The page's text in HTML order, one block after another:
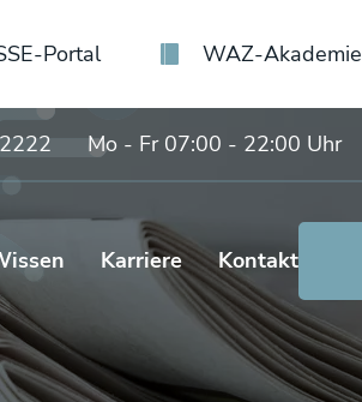
Portal WAZ-Akademie
Mo - Fr 07:00 - 22:00 Uhr
Karriere Kontakt